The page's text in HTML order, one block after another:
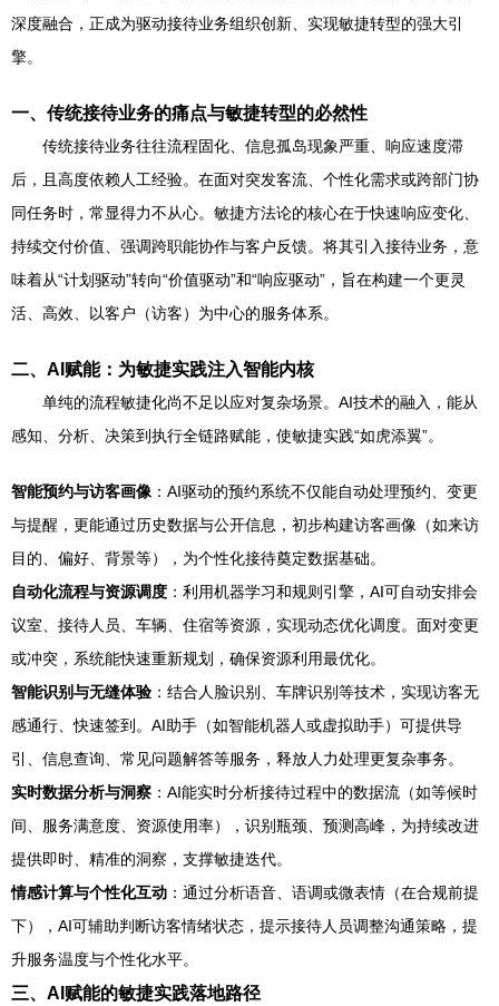
深度融合，正成为驱动接待业务组织创新、实现敏捷转型的强大引
擎。
一、传统接待业务的痛点与敏捷转型的必然性
传统接待业务往往流程固化、信息孤岛现象严重、响应速度滞
后，且高度依赖人工经验。在面对突发客流、个性化需求或跨部门协
同任务时，常显得力不从心。敏捷方法论的核心在于快速响应变化、
持续交付价值、强调跨职能协作与客户反馈。将其引入接待业务，意
味着从“计划驱动”转向“价值驱动”和“响应驱动”，旨在构建一个更灵
活、高效、以客户（访客）为中心的服务体系。
二、AI赋能：为敏捷实践注入智能内核
单纯的流程敏捷化尚不足以应对复杂场景。AI技术的融入，能从
感知、分析、决策到执行全链路赋能，使敏捷实践“如虎添翼”。
智能预约与访客画像 ：AI驱动的预约系统不仅能自动处理预约、变更
与提醒，更能通过历史数据与公开信息，初步构建访客画像（如来访
目的、偏好、背景等），为个性化接待奠定数据基础。
自动化流程与资源调度 ：利用机器学习和规则引擎，AI可自动安排会
议室、接待人员、车辆、住宿等资源，实现动态优化调度。面对变更
或冲突，系统能快速重新规划，确保资源利用最优化。
智能识别与无缝体验 ：结合人脸识别、车牌识别等技术，实现访客无
感通行、快速签到。AI助手（如智能机器人或虚拟助手）可提供导
引、信息查询、常见问题解答等服务，释放人力处理更复杂事务。
实时数据分析与洞察 ：AI能实时分析接待过程中的数据流（如等候时
间、服务满意度、资源使用率），识别瓶颈、预测高峰，为持续改进
提供即时、精准的洞察，支撑敏捷迭代。
情感计算与个性化互动 ：通过分析语音、语调或微表情（在合规前提
下），AI可辅助判断访客情绪状态，提示接待人员调整沟通策略，提
升服务温度与个性化水平。
三、AI赋能的敏捷实践落地路径